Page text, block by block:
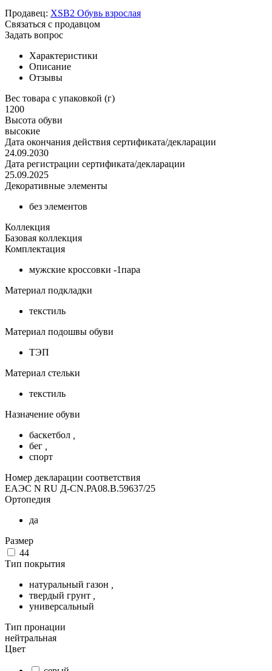
Продавец: XSB2 Обувь взрослая
Связаться с продавцом
Задать вопрос
Характеристики
Описание
Отзывы
Вес товара с упаковкой (г)
1200
Высота обуви
высокие
Дата окончания действия сертификата/декларации
24.09.2030
Дата регистрации сертификата/декларации
25.09.2025
Декоративные элементы
без элементов
Коллекция
Базовая коллекция
Комплектация
мужские кроссовки -1пара
Материал подкладки
текстиль
Материал подошвы обуви
ТЭП
Материал стельки
текстиль
Назначение обуви
баскетбол
бег
спорт
Номер декларации соответствия
ЕАЭС N RU Д-CN.РА08.В.59637/25
Ортопедия
да
Размер
44
Тип покрытия
натуральный газон
твердый грунт
универсальный
Тип пронации
нейтральная
Цвет